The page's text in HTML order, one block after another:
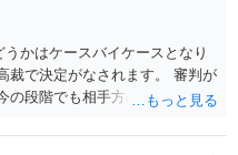
かはケースバイケースとなり
裁で決定がなされます。 審判が
の段階でも相手方の連絡が迷惑